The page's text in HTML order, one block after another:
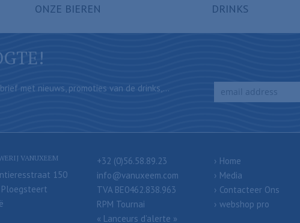
ONZE BIEREN DRINKS
met nieuws, promoties van de drinks,...
VANUXEEM
150
Ploegsteert
+32 (0)56.58.89.23
info@vanuxeem.com
TVA BE0462.838.963
RPM Tournai
« Lanceurs d’alerte »
Home
Media
Contacteer Ons
webshop pro